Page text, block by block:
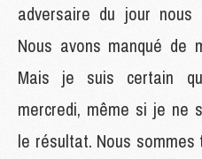
adversaire du jour
Nous avons manqué de
Mais je suis certain
mercredi, même si je ne
le résultat. Nous